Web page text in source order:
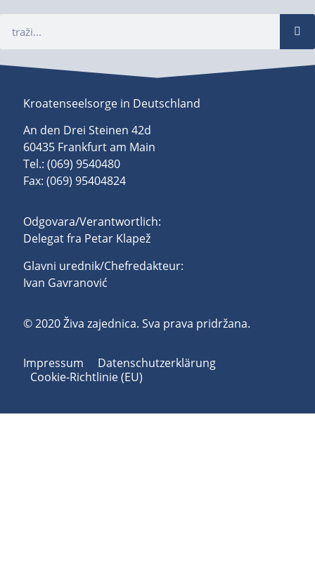
Kroatenseelsorge in Deutschland
An den Drei Steinen 42d
60435 Frankfurt am Main
Tel.: (069) 9540480
Fax: (069) 95404824
Odgovara/Verantwortlich:
Delegat fra Petar Klapež
Glavni urednik/Chefredakteur:
Ivan Gavranović
© 2020 Živa zajednica. Sva prava pridržana.
Impressum
Datenschutzerklärung
Cookie-Richtlinie (EU)